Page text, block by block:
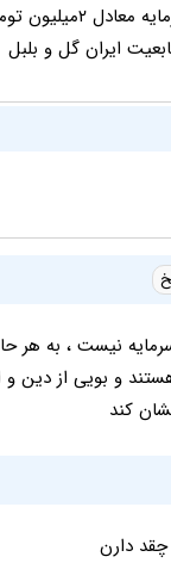
شماره ۱۱ خودم با
ایران گل و بلبل
نیست ، به هر
و بویی از دین و
کند
چقد دارن